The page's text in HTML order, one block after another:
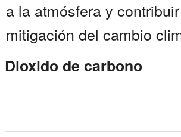
a la atmósfera y
mitigación del cambio
Dioxido de carbono